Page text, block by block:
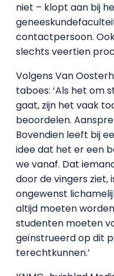
niet – klopt aan bij
contactpersoon.
slechts veertien
Volgens Van
taboes: ‘Als het om
gaat, zijn het vaak
beoordelen.
Bovendien leeft bij
idee dat het er een
we vanaf. Dat
door de vingers ziet,
ongewenst
altijd moeten
studenten moeten
geïnstrueerd op dit
terechtkunnen.’